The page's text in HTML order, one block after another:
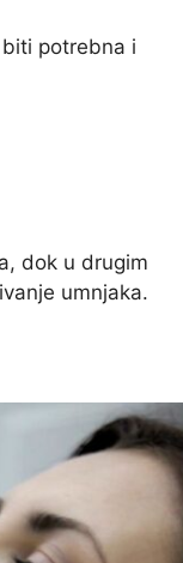
potrebna i
dok u drugim
umnjaka.